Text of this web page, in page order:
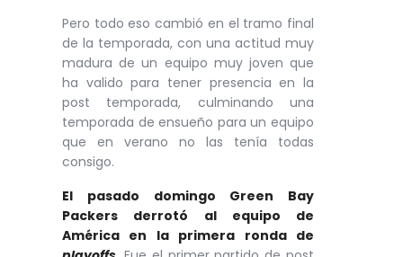
Pero todo eso cambió en el tramo final
de la temporada, con una actitud muy
madura de un equipo muy joven que
ha valido para tener presencia en la
post temporada, culminando una
temporada de ensueño para un equipo
que en verano no las tenía todas
consigo.
El pasado domingo Green Bay
Packers derrotó al equipo de
América en la primera ronda de